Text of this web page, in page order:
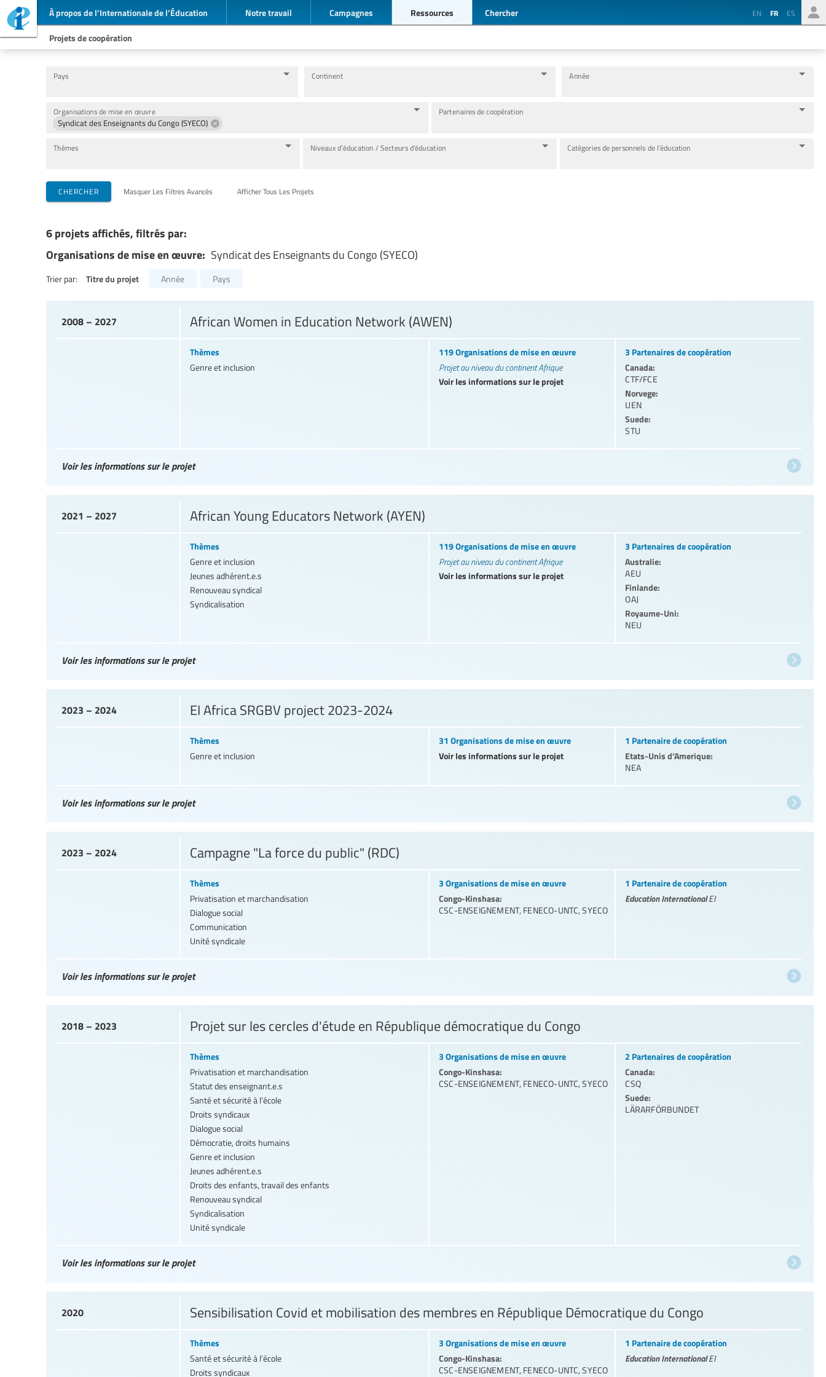
À propos de l’Internationale de l’Éducation Notre travail Campagnes Ressources Chercher EN FR ES
Projets de coopération
Pays Continent Année
Organisations de mise en œuvre
Syndicat des Enseignants du Congo (SYECO)
Partenaires de coopération
Thèmes Niveaux d’éducation / Secteurs d’éducation Catégories de personnels de l’éducation
CHERCHER Masquer Les Filtres Avancés Afficher Tous Les Projets
6 projets affichés, filtrés par:
Organisations de mise en œuvre: Syndicat des Enseignants du Congo (SYECO)
Trier par: Titre du projet Année Pays
2008 – 2027 African Women in Education Network (AWEN)
Thèmes
Genre et inclusion
119 Organisations de mise en œuvre
Projet au niveau du continent Afrique
Voir les informations sur le projet
3 Partenaires de coopération
Canada:
CTF/FCE
Norvege:
UEN
Suede:
STU
Voir les informations sur le projet
2021 – 2027 African Young Educators Network (AYEN)
Thèmes
Genre et inclusion
Jeunes adhérent.e.s
Renouveau syndical
Syndicalisation
119 Organisations de mise en œuvre
Projet au niveau du continent Afrique
Voir les informations sur le projet
3 Partenaires de coopération
Australie:
AEU
Finlande:
OAJ
Royaume-Uni:
NEU
Voir les informations sur le projet
2023 – 2024 EI Africa SRGBV project 2023-2024
Thèmes
Genre et inclusion
31 Organisations de mise en œuvre
Voir les informations sur le projet
1 Partenaire de coopération
Etats-Unis d’Amerique:
NEA
Voir les informations sur le projet
2023 – 2024 Campagne "La force du public" (RDC)
Thèmes
Privatisation et marchandisation
Dialogue social
Communication
Unité syndicale
3 Organisations de mise en œuvre
Congo-Kinshasa:
CSC-ENSEIGNEMENT, FENECO-UNTC,SYECO
1 Partenaire de coopération
Education InternationalEI
Voir les informations sur le projet
2018 – 2023 Projet sur les cercles d'étude en République démocratique du Congo
Thèmes
Privatisation et marchandisation
Statut des enseignant.e.s
Santé et sécurité à l’école
Droits syndicaux
Dialogue social
Démocratie, droits humains
Genre et inclusion
Jeunes adhérent.e.s
Droits des enfants, travail des enfants
Renouveau syndical
Syndicalisation
Unité syndicale
3 Organisations de mise en œuvre
Congo-Kinshasa:
CSC-ENSEIGNEMENT, FENECO-UNTC,SYECO
2 Partenaires de coopération
Canada:
CSQ
Suede:
LÄRARFÖRBUNDET
Voir les informations sur le projet
2020 Sensibilisation Covid et mobilisation des membres en République Démocratique du Congo
Thèmes
Santé et sécurité à l’école
Droits syndicaux
3 Organisations de mise en œuvre
Congo-Kinshasa:
CSC-ENSEIGNEMENT, FENECO-UNTC,SYECO
1 Partenaire de coopération
Education InternationalEI